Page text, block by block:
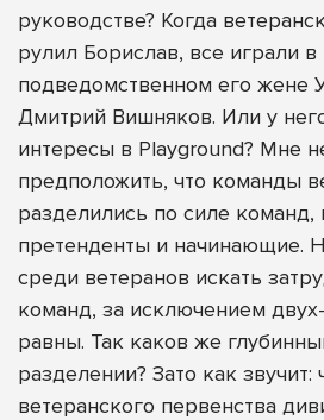
руководстве? Когда
рулил Борислав, все играли в
подведомственном его жене
Дмитрий Вишняков. Или у
интересы в Playgrоund? Мне
предположить, что команды
разделились по силе команд,
претенденты и начинающие.
среди ветеранов искать
команд, за исключением
равны. Так каков же
разделении? Зато как звучит:
ветеранского первенства